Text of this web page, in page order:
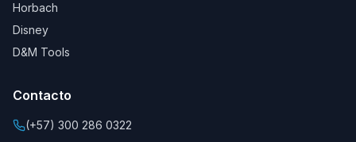
Horbach
Disney
D&M Tools
Contacto
(+57) 300 286 0322